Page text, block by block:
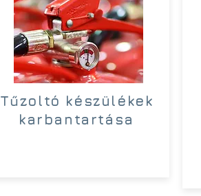
Tűzoltó készülékek
karbantartása